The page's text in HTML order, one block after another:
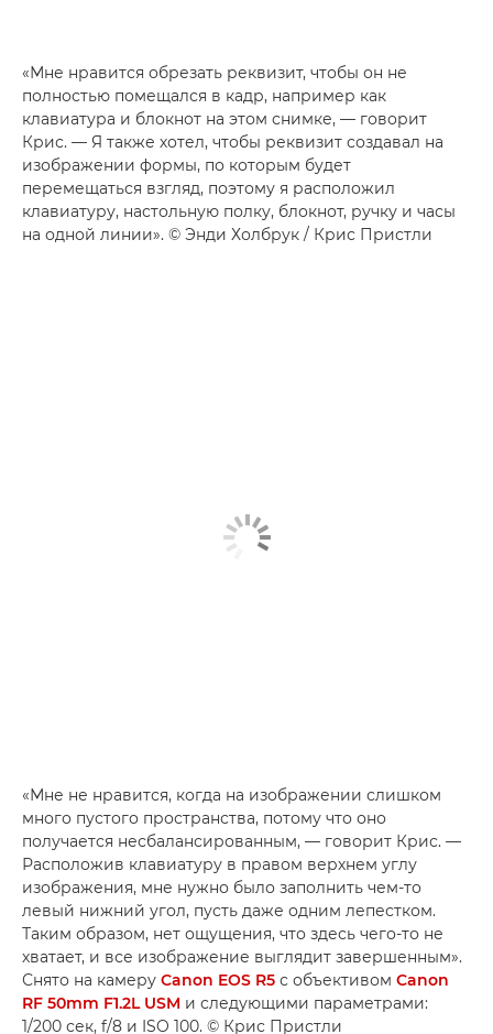
«Мне нравится обрезать реквизит, чтобы он не
полностью помещался в кадр, например как
клавиатура и блокнот на этом снимке, — говорит
Крис. — Я также хотел, чтобы реквизит создавал на
изображении формы, по которым будет
перемещаться взгляд, поэтому я расположил
клавиатуру, настольную полку, блокнот, ручку и часы
на одной линии». © Энди Холбрук / Крис Пристли
«Мне не нравится, когда на изображении слишком
много пустого пространства, потому что оно
получается несбалансированным, — говорит Крис. —
Расположив клавиатуру в правом верхнем углу
изображения, мне нужно было заполнить чем-то
левый нижний угол, пусть даже одним лепестком.
Таким образом, нет ощущения, что здесь чего-то не
хватает, и все изображение выглядит завершенным».
Снято на камеру Canon EOS R5 с объективом Canon
RF 50mm F1.2L USM и следующими параметрами:
1/200 сек, f/8 и ISO 100. © Крис Пристли